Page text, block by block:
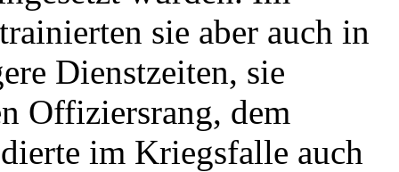
sie aber auch in
Dienstzeiten, sie
Offiziersrang, dem
im Kriegsfalle auch